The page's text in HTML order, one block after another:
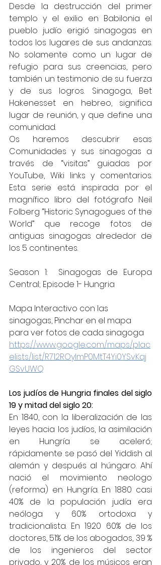
Desde la destrucción del primer
templo y el exilio en Babilonia el
pueblo judío erigió sinagogas en
todos los lugares de sus andanzas.
No solamente como un lugar de
refugio para sus creencias, pero
también un testimonio de su fuerza
y de sus logros. Sinagoga, Bet
Hakenesset en hebreo, significa
lugar de reunión, y que define una
comunidad.
Os haremos descubrir esas
Comunidades y sus sinagogas a
través de “visitas” guiadas por
YouTube, Wiki links y comentarios.
Esta serie está inspirada por el
magnífico libro del fotógrafo Neil
Folberg “Historic Synagogues of the
World” que recoge fotos de
antiguas sinagogas alrededor de
los 5 continentes.
Season 1:  Sinagogas de Europa
Central; Episode 1- Hungria
Mapa Interactivo con las
sinagogas, Pinchar en el mapa
para ver fotos de cada sinagoga
https://www.google.com/maps/plac
elists/list/R712ROylmP0MtT4Yi0YSvKqj
GSvUWQ
Los judíos de Hungria finales del siglo
19 y mitad del siglo 20:
En 1840, con la liberalización de las
leyes hacia los judíos, la asimilación
en Hungría se aceleró;
rápidamente se pasó del Yiddish al
alemán y después al húngaro. Ahí
nació el movimiento neologo
(reforma) en Hungría. En 1880 casi
40% de la populación judía era
neóloga y 60% ortodoxa y
tradicionalista. En 1920 60% de los
doctores, 51% de los abogados, 39 %
de los ingenieros del sector
privado, y 20% de los músicos eran